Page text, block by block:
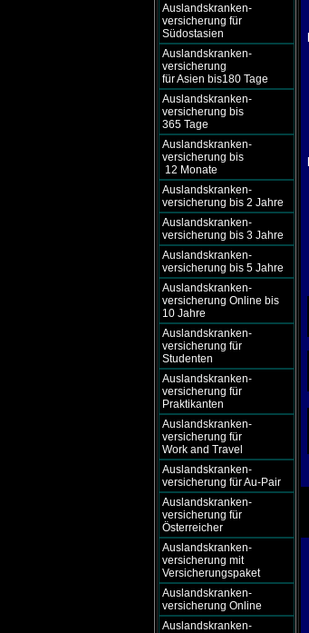
Auslandskranken-
versicherung für
Südostasien
Auslandskranken-
versicherung
für Asien bis180 Tage
Auslandskranken-
versicherung bis
365 Tage
Auslandskranken-
versicherung bis
12 Monate
Auslandskranken-
versicherung bis 2 Jahre
Auslandskranken-
versicherung bis 3 Jahre
Auslandskranken-
versicherung bis 5 Jahre
Auslandskranken-
versicherung Online bis
10 Jahre
Auslandskranken-
versicherung für
Studenten
Auslandskranken-
versicherung für
Praktikanten
Auslandskranken-
versicherung für
Work and Travel
Auslandskranken-
versicherung für Au-Pair
Auslandskranken-
versicherung für
Österreicher
Auslandskranken-
versicherung mit
Versicherungspaket
Auslandskranken-
versicherung Online
Auslandskranken-